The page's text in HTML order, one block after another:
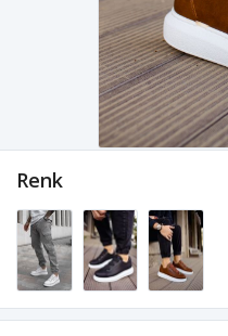
Renk